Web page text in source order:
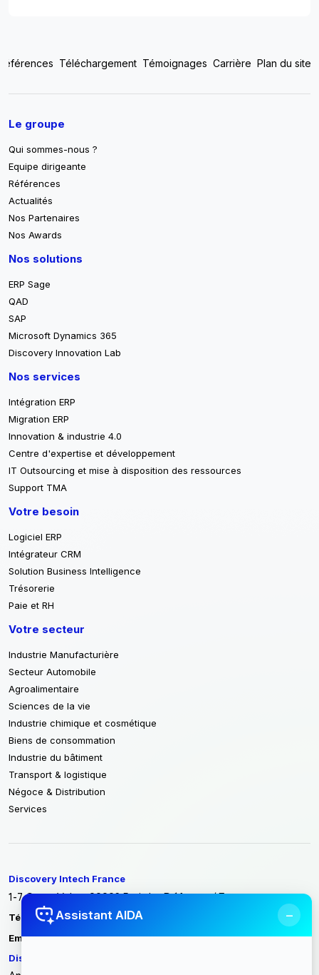
Assistant AIDA −
Téléchargement Témoignages Carrière Plan du site
Le groupe
Qui sommes-nous ?
Equipe dirigeante
Références
Actualités
Nos Partenaires
Nos Awards
Nos solutions
ERP Sage
QAD
SAP
Microsoft Dynamics 365
Discovery Innovation Lab
Nos services
Intégration ERP
Migration ERP
Innovation & industrie 4.0
Centre d'expertise et développement
IT Outsourcing et mise à disposition des ressources
Support TMA
Votre besoin
Logiciel ERP
Intégrateur CRM
Solution Business Intelligence
Trésorerie
Paie et RH
Votre secteur
Industrie Manufacturière
Secteur Automobile
Agroalimentaire
Sciences de la vie
Industrie chimique et cosmétique
Biens de consommation
Industrie du bâtiment
Transport & logistique
Négoce & Distribution
Services
Discovery Intech France
1-7 Cours Valmy 92923 Paris La Défense / France
Tél : +33 1 86 70 86 40
Email : contact@discoveryintech.com
Discovery Intech Tunisie